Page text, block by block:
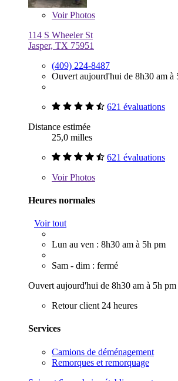
VoirPhotos
114 S Wheeler St
Jasper, TX 75951
(409) 224-8487
Ouvert aujourd'hui de 8h30 am à
621 évaluations
Distance estimée
25,0 milles
621 évaluations
VoirPhotos
Heures normales
Voir tout
Lun au ven : 8h30 am à 5h pm
Sam - dim : fermé
Ouvert aujourd'hui de 8h30 am à 5h pm
Retour client 24 heures
Services
Camions de déménagement
Remorques et remorquage